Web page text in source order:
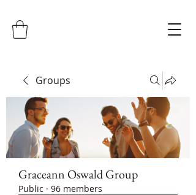
Groups
Graceann Oswald Group
Public · 96 members